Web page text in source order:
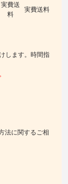
実費送
料
実費送料
します。時間指
法に関するご相